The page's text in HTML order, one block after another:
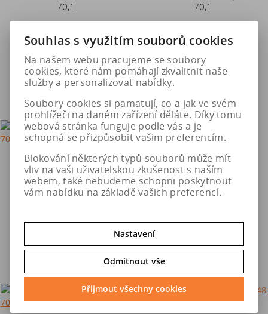
70,1
5 494 Kč
Do košíku
70,1
4 981 Kč
Do košíku
Torino PS 8x18 5x112 ET45
70,1
Torino PS 8x18 5x112 ET35
70,1
Souhlas s využitím souborů cookies
Na našem webu pracujeme se soubory
cookies, které nám pomáhají zkvalitnit naše
služby a personalizovat nabídky.
Soubory cookies si pamatují, co a jak ve svém
prohlížeči na daném zařízení děláte. Díky tomu
webová stránka funguje podle vás a je
schopná se přizpůsobit vašim preferencím.
Blokování některých typů souborů může mít
vliv na vaši uživatelskou zkušenost s naším
webem, také nebudeme schopni poskytnout
vám nabídku na základě vašich preferencí.
Nastavení
Odmítnout vše
Přijmout všechny cookies